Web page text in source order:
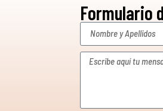
Formulario